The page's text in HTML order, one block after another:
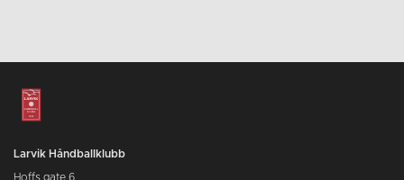
Larvik Håndballklubb
Hoffs gate 6